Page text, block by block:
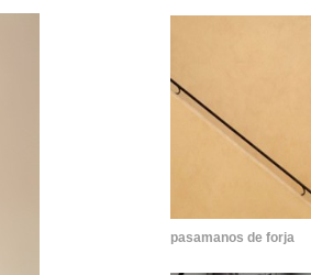
pasamanos de forja